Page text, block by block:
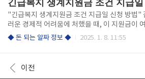
크에서 자세한 단가표를 다운로드하세요!
업 노임단가표 엔지니어링 노임단가표 주요
임금, 당신의 직업은? 2025년 상반기, 건설업
임금이 전반적으로 상승했습니다. 특히 주목할
종은 다음과 같습니다: ✅ 작업반장: 213,033원
9월 219,321원) ✅ 비계..
"긴급복지 생계지원금 조건 지급일 신청 방법"
러운 경제적 어려움에 처했을 때, 이 지원금이
게 큰 도움이 될 수 있습니다. 언제든지 도움이
기 1. 긴급복지 생계지원금의 조건 긴급복지
원금을 받기 위해서는 몇 가지 조건을 충족해야
◆ 돈 되는 알짜 정보 ◆ 2025. 1. 8. 11:55
이전